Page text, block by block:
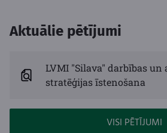
Aktuālie pētījumi
LVMI "Silava" darbības un
stratēģijas īstenošana
VISI PĒTĪJUMI